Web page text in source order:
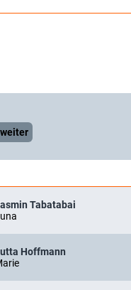
weiter
Tabatabai
Hoffmann